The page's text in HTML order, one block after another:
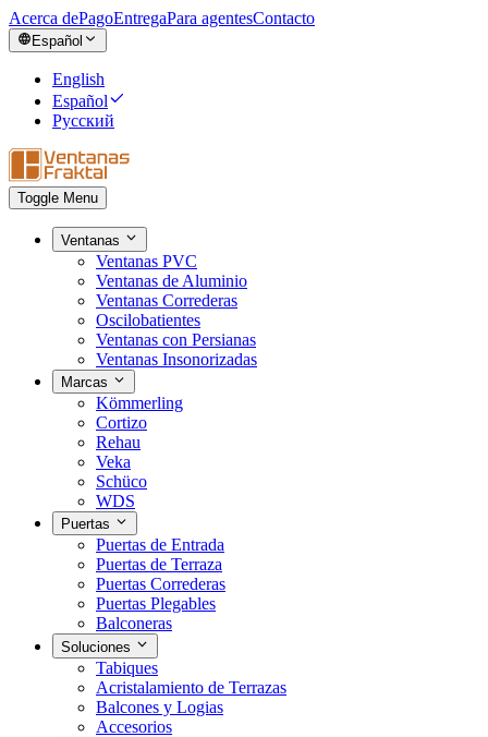
Acerca dePagoEntregaPara agentesContacto
Español
English
Español
Русский
Toggle Menu
Ventanas
Ventanas PVC
Ventanas de Aluminio
Ventanas Correderas
Oscilobatientes
Ventanas con Persianas
Ventanas Insonorizadas
Marcas
Kömmerling
Cortizo
Rehau
Veka
Schüco
WDS
Puertas
Puertas de Entrada
Puertas de Terraza
Puertas Correderas
Puertas Plegables
Balconeras
Soluciones
Tabiques
Acristalamiento de Terrazas
Balcones y Logias
Accesorios